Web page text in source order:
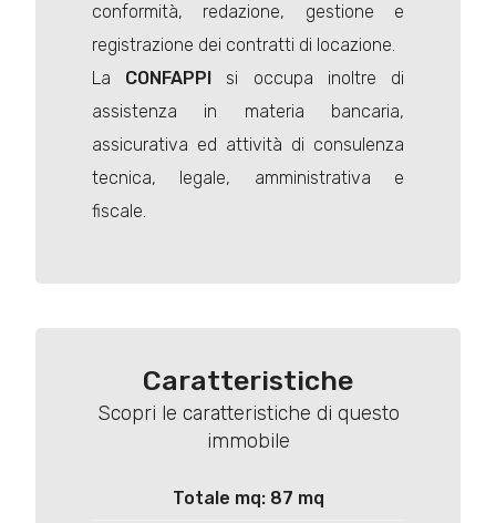
conformità, redazione, gestione e
registrazione dei contratti di locazione.
La CONFAPPI si occupa inoltre di
assistenza in materia bancaria,
assicurativa ed attività di consulenza
tecnica, legale, amministrativa e
fiscale.
Caratteristiche
Scopri le caratteristiche di questo
immobile
Totale mq: 87 mq